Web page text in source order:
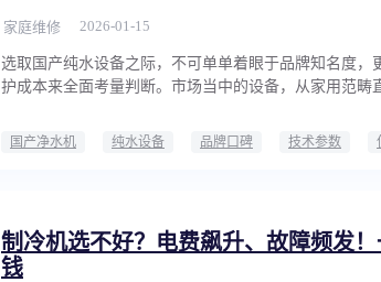
家庭维修 2026-01-15
选取国产纯水设备之际，不可单单着眼于品牌知名度
护成本来全面考量判断。市场当中的设备，从家用范畴
国产净水机 纯水设备 品牌口碑 技术参数
制冷机选不好？电费飙升、故障频发
钱